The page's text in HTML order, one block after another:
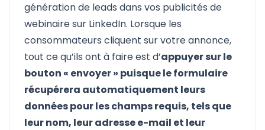
génération de leads dans vos publicités de
webinaire sur LinkedIn. Lorsque les
consommateurs cliquent sur votre annonce,
tout ce qu’ils ont à faire est d’appuyer sur le
bouton « envoyer » puisque le formulaire
récupérera automatiquement leurs
données pour les champs requis, tels que
leur nom, leur adresse e-mail et leur